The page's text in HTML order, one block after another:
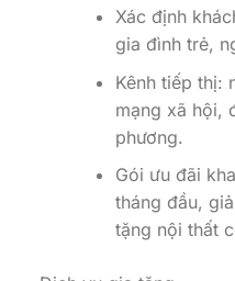
Xác định
gia đình trẻ,
Kênh tiếp thị:
mạng xã hội,
phương.
Gói ưu đãi
tháng đầu,
tặng nội thất